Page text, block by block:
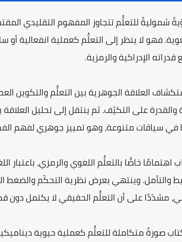
شموليةً للتعلُّم تتجاوز المفهوم التقليدي
فهو لا ينظر إلى التعلُّم كعملية انفعالية
الإدراكية والرمزية.
العلاقة الجوهرية بين التعلُّم والتكوين
على التكيّف. ثم ينتقل إلى تحليل العلاقة
في سياقات متنوعة، وهو تمييز جوهري لفهم
اهتمامًا خاصًّا بالتعلُّم اللغوي والرمزي،
والتأمل. وينتهي بعرض نظرية التحكّم والضغط
مشدّدًا على أن التعلُّم الحقيقي لا يكتمل
صورةً متكاملة للتعلُّم كعملية حيوية